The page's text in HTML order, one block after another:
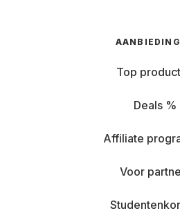
Top
Deals %
Affiliate
Voor